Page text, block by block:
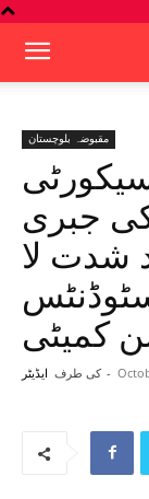
مقبوضہ بلوچستان
جبری
شدت لا
کمیٹی
کی طرف ایڈیٹر -